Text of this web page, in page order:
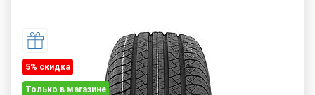
5% cкидка
Только в магазине